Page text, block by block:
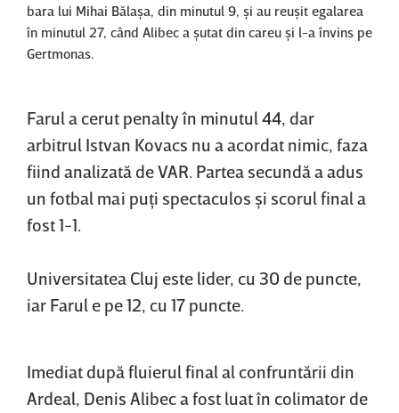
bara lui Mihai Bălaşa, din minutul 9, şi au reuşit egalarea
în minutul 27, când Alibec a şutat din careu şi l-a învins pe
Gertmonas.
Farul a cerut penalty în minutul 44, dar
arbitrul Istvan Kovacs nu a acordat nimic, faza
fiind analizată de VAR. Partea secundă a adus
un fotbal mai puţi spectaculos şi scorul final a
fost 1-1.
Universitatea Cluj este lider, cu 30 de puncte,
iar Farul e pe 12, cu 17 puncte.
Imediat după fluierul final al confruntării din
Ardeal, Denis Alibec a fost luat în colimator de